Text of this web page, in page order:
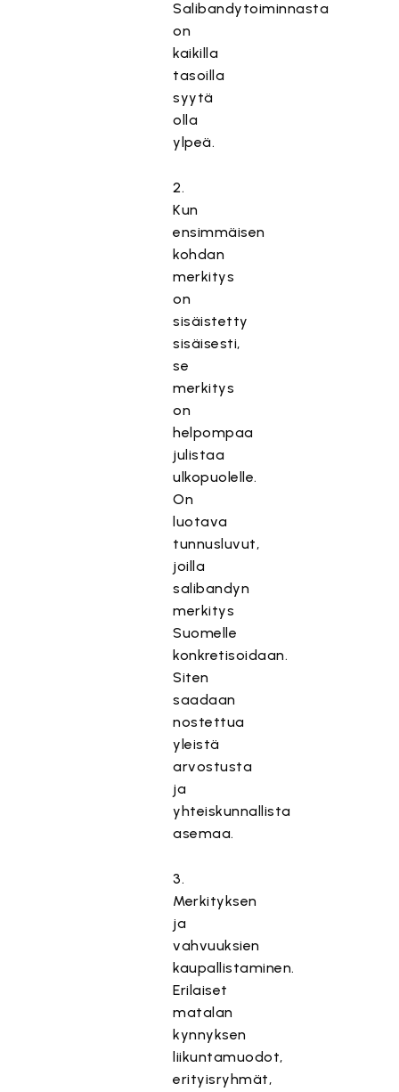
Salibandytoiminnasta
on
kaikilla
tasoilla
syytä
olla
ylpeä.
2.
Kun
ensimmäisen
kohdan
merkitys
on
sisäistetty
sisäisesti,
se
merkitys
on
helpompaa
julistaa
ulkopuolelle.
On
luotava
tunnusluvut,
joilla
salibandyn
merkitys
Suomelle
konkretisoidaan.
Siten
saadaan
nostettua
yleistä
arvostusta
ja
yhteiskunnallista
asemaa.
3.
Merkityksen
ja
vahvuuksien
kaupallistaminen.
Erilaiset
matalan
kynnyksen
liikuntamuodot,
erityisryhmät,